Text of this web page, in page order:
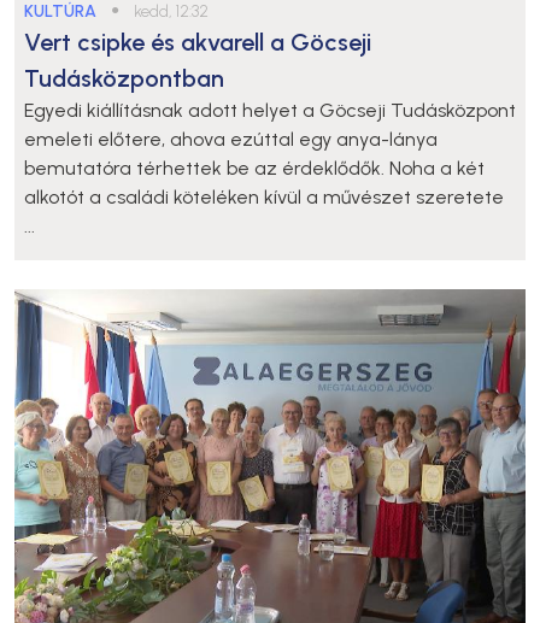
KULTÚRA ● kedd, 12:32
Vert csipke és akvarell a Göcseji
Tudásközpontban
Egyedi kiállításnak adott helyet a Göcseji Tudásközpont
emeleti előtere, ahova ezúttal egy anya-lánya
bemutatóra térhettek be az érdeklődők. Noha a két
alkotót a családi köteléken kívül a művészet szeretete
...